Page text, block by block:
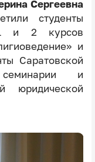
Сергеевна
студенты
1 и 2 курсов
и
Саратовской
и
юридической